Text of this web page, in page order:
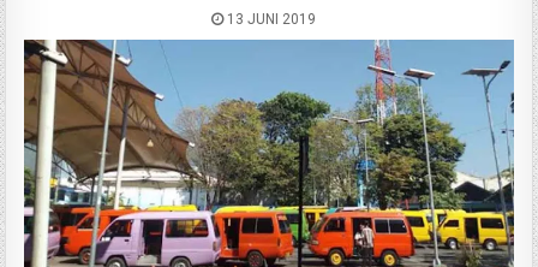
13 JUNI 2019